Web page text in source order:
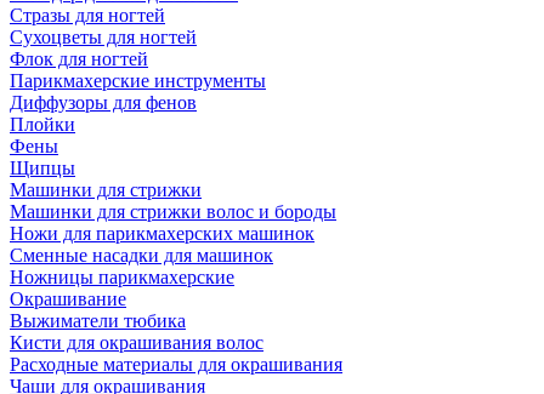
Стразы для ногтей
Сухоцветы для ногтей
Флок для ногтей
Парикмахерские инструменты
Диффузоры для фенов
Плойки
Фены
Щипцы
Машинки для стрижки
Машинки для стрижки волос и бороды
Ножи для парикмахерских машинок
Сменные насадки для машинок
Ножницы парикмахерские
Окрашивание
Выжиматели тюбика
Кисти для окрашивания волос
Расходные материалы для окрашивания
Чаши для окрашивания